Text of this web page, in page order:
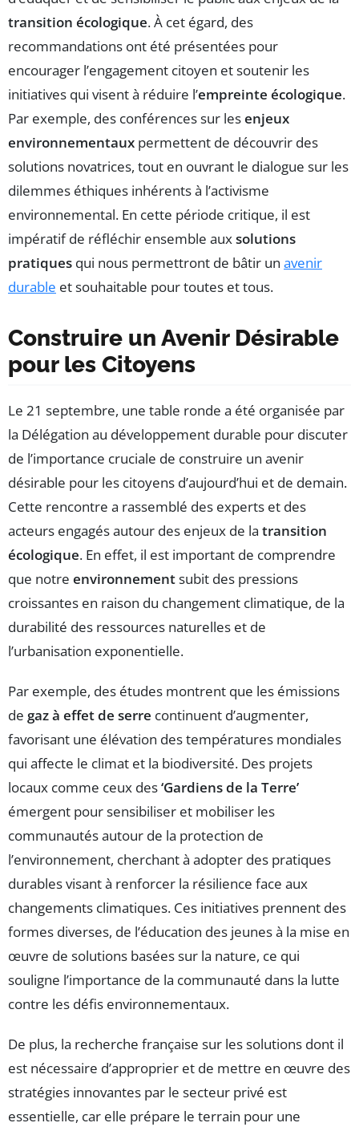
transition écologique. À cet égard, des
recommandations ont été présentées pour
encourager l’engagement citoyen et soutenir les
initiatives qui visent à réduire l’empreinte écologique.
Par exemple, des conférences sur lesenjeux
environnementaux permettent de découvrir des
solutions novatrices, tout en ouvrant le dialogue sur les
dilemmes éthiques inhérents à l’activisme
environnemental. En cette période critique, il est
impératif de réfléchir ensemble auxsolutions
pratiques qui nous permettront de bâtir un avenir
durable et souhaitable pour toutes et tous.
Construire un Avenir Désirable
pour les Citoyens
Le 21 septembre, une table ronde a été organisée par
la Délégation au développement durable pour discuter
de l’importance cruciale de construire un avenir
désirable pour les citoyens d’aujourd’hui et de demain.
Cette rencontre a rassemblé des experts et des
acteurs engagés autour des enjeux de la transition
écologique. En effet, il est important de comprendre
que notre environnementsubit des pressions
croissantes en raison du changement climatique, de la
durabilité des ressources naturelles et de
l’urbanisation exponentielle.
Par exemple, des études montrent que les émissions
de gaz à effet de serre continuent d’augmenter,
favorisant une élévation des températures mondiales
qui affecte le climat et la biodiversité. Des projets
locaux comme ceux des‘Gardiens de la Terre’
émergent pour sensibiliser et mobiliser les
communautés autour de la protection de
l’environnement, cherchant à adopter des pratiques
durables visant à renforcer la résilience face aux
changements climatiques. Ces initiatives prennent des
formes diverses, de l’éducation des jeunes à la mise en
œuvre de solutions basées sur la nature, ce qui
souligne l’importance de la communauté dans la lutte
contre les défis environnementaux.
De plus, la recherche française sur les solutions dont il
est nécessaire d’approprier et de mettre en œuvre des
stratégies innovantes par le secteur privé est
essentielle, car elle prépare le terrain pour une